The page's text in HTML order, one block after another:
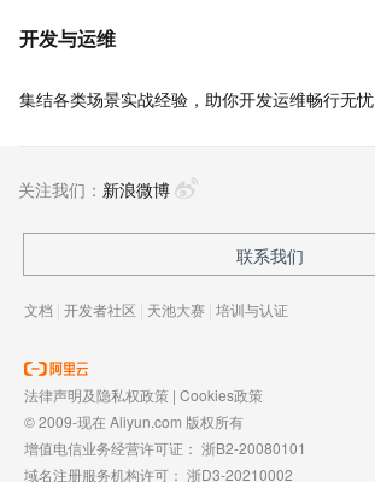
开发与运维
集结各类场景实战经验，助你开发运维畅行无忧
关注我们： 新浪微博
联系我们
文档 | 开发者社区 | 天池大赛 | 培训与认证
法律声明及隐私权政策 | Cookies政策
© 2009-现在 Aliyun.com 版权所有
增值电信业务经营许可证： 浙B2-20080101
域名注册服务机构许可： 浙D3-20210002